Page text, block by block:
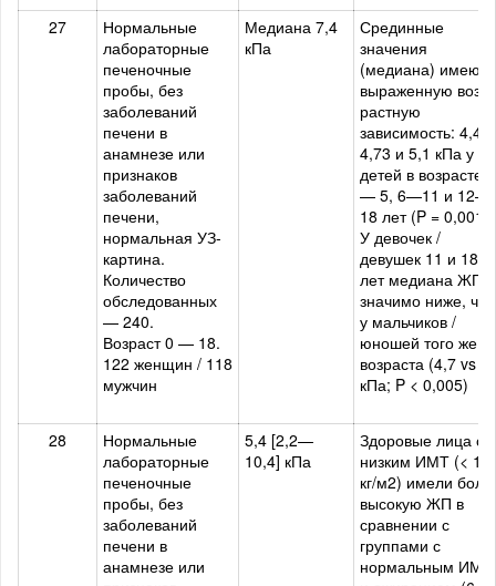
27
Нормальные
лабораторные
печеночные
пробы, без
заболеваний
печени в
анамнезе или
признаков
заболеваний
печени,
нормальная УЗ-
картина.
Количество
обследованных
— 240.
Возраст 0 — 18.
122 женщин / 118
мужчин
Медиана 7,4
кПа
Срединные
значения
(медиана) имеют
выраженную воз­
растную
зависимость: 4,40,
4,73 и 5,1 кПа у
детей в воз­расте 0
— 5, 6—11 и 12—
18 лет (P = 0,001).
У девочек /
девушек 11 и 18
лет медиана ЖП
значимо ниже,
у мальчиков /
юношей того же
возраста (4,7 vs
кПа; P < 0,005)
28
Нормальные
лабораторные
печеночные
пробы, без
заболеваний
печени в
анамнезе или
5,4 [2,2—
10,4] кПа
Здоровые лица с
низким ИМТ (<
кг/м2) имели
высокую ЖП в
сравнении с
группами с
нормальным ИМТ